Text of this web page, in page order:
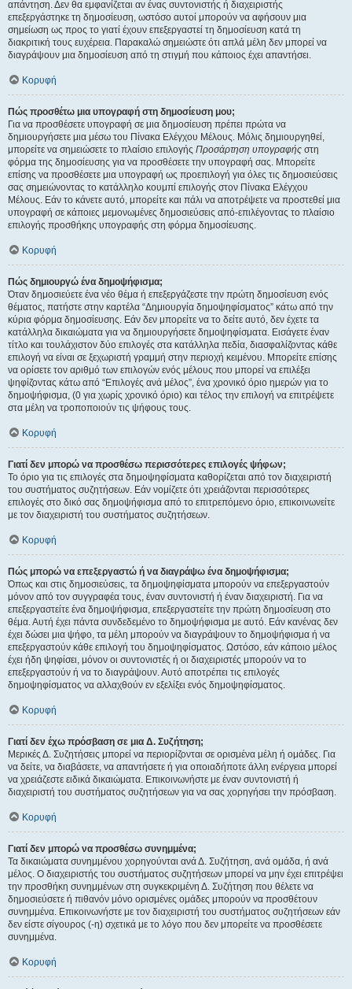
απάντηση. Δεν θα εμφανίζεται αν ένας συντονιστής ή διαχειριστής
επεξεργάστηκε τη δημοσίευση, ωστόσο αυτοί μπορούν να αφήσουν μια
σημείωση ως προς το γιατί έχουν επεξεργαστεί τη δημοσίευση κατά τη
διακριτική τους ευχέρεια. Παρακαλώ σημειώστε ότι απλά μέλη δεν μπορεί να
διαγράψουν μια δημοσίευση από τη στιγμή που κάποιος έχει απαντήσει.
Κορυφή
Πώς προσθέτω μια υπογραφή στη δημοσίευση μου;
Για να προσθέσετε υπογραφή σε μια δημοσίευση πρέπει πρώτα να
δημιουργήσετε μια μέσω του Πίνακα Ελέγχου Μέλους. Μόλις δημιουργηθεί,
μπορείτε να σημειώσετε το πλαίσιο επιλογής Προσάρτηση υπογραφής στη
φόρμα της δημοσίευσης για να προσθέσετε την υπογραφή σας. Μπορείτε
επίσης να προσθέσετε μια υπογραφή ως προεπιλογή για όλες τις δημοσιεύσεις
σας σημειώνοντας το κατάλληλο κουμπί επιλογής στον Πίνακα Ελέγχου
Μέλους. Εάν το κάνετε αυτό, μπορείτε και πάλι να αποτρέψετε να προστεθεί μια
υπογραφή σε κάποιες μεμονωμένες δημοσιεύσεις από-επιλέγοντας το πλαίσιο
επιλογής προσθήκης υπογραφής στη φόρμα δημοσίευσης.
Κορυφή
Πώς δημιουργώ ένα δημοψήφισμα;
Όταν δημοσιεύετε ένα νέο θέμα ή επεξεργάζεστε την πρώτη δημοσίευση ενός
θέματος, πατήστε στην καρτέλα “Δημιουργία δημοψηφίσματος” κάτω από την
κύρια φόρμα δημοσίευσης. Εάν δεν μπορείτε να το δείτε αυτό, δεν έχετε τα
κατάλληλα δικαιώματα για να δημιουργήσετε δημοψηφίσματα. Εισάγετε έναν
τίτλο και τουλάχιστον δύο επιλογές στα κατάλληλα πεδία, διασφαλίζοντας κάθε
επιλογή να είναι σε ξεχωριστή γραμμή στην περιοχή κειμένου. Μπορείτε επίσης
να ορίσετε τον αριθμό των επιλογών ενός μέλους που μπορεί να επιλέξει
ψηφίζοντας κάτω από “Επιλογές ανά μέλος”, ένα χρονικό όριο ημερών για το
δημοψήφισμα, (0 για χωρίς χρονικό όριο) και τέλος την επιλογή να επιτρέψετε
στα μέλη να τροποποιούν τις ψήφους τους.
Κορυφή
Γιατί δεν μπορώ να προσθέσω περισσότερες επιλογές ψήφων;
Το όριο για τις επιλογές στα δημοψηφίσματα καθορίζεται από τον διαχειριστή
του συστήματος συζητήσεων. Εάν νομίζετε ότι χρειάζονται περισσότερες
επιλογές στο δικό σας δημοψήφισμα από το επιτρεπόμενο όριο, επικοινωνείτε
με τον διαχειριστή του συστήματος συζητήσεων.
Κορυφή
Πώς μπορώ να επεξεργαστώ ή να διαγράψω ένα δημοψήφισμα;
Όπως και στις δημοσιεύσεις, τα δημοψηφίσματα μπορούν να επεξεργαστούν
μόνον από τον συγγραφέα τους, έναν συντονιστή ή έναν διαχειριστή. Για να
επεξεργαστείτε ένα δημοψήφισμα, επεξεργαστείτε την πρώτη δημοσίευση στο
θέμα. Αυτή έχει πάντα συνδεδεμένο το δημοψήφισμα με αυτό. Εάν κανένας δεν
έχει δώσει μια ψήφο, τα μέλη μπορούν να διαγράψουν το δημοψήφισμα ή να
επεξεργαστούν κάθε επιλογή του δημοψηφίσματος. Ωστόσο, εάν κάποιο μέλος
έχει ήδη ψηφίσει, μόνον οι συντονιστές ή οι διαχειριστές μπορούν να το
επεξεργαστούν ή να το διαγράψουν. Αυτό αποτρέπει τις επιλογές
δημοψηφίσματος να αλλαχθούν εν εξελίξει ενός δημοψηφίσματος.
Κορυφή
Γιατί δεν έχω πρόσβαση σε μια Δ. Συζήτηση;
Μερικές Δ. Συζητήσεις μπορεί να περιορίζονται σε ορισμένα μέλη ή ομάδες. Για
να δείτε, να διαβάσετε, να απαντήσετε ή για οποιαδήποτε άλλη ενέργεια μπορεί
να χρειάζεστε ειδικά δικαιώματα. Επικοινωνήστε με έναν συντονιστή ή
διαχειριστή του συστήματος συζητήσεων για να σας χορηγήσει την πρόσβαση.
Κορυφή
Γιατί δεν μπορώ να προσθέσω συνημμένα;
Τα δικαιώματα συνημμένου χορηγούνται ανά Δ. Συζήτηση, ανά ομάδα, ή ανά
μέλος. Ο διαχειριστής του συστήματος συζητήσεων μπορεί να μην έχει επιτρέψει
την προσθήκη συνημμένων στη συγκεκριμένη Δ. Συζήτηση που θέλετε να
δημοσιεύσετε ή πιθανόν μόνο ορισμένες ομάδες μπορούν να προσθέτουν
συνημμένα. Επικοινωνήστε με τον διαχειριστή του συστήματος συζητήσεων εάν
δεν είστε σίγουρος (-η) σχετικά με το λόγο που δεν μπορείτε να προσθέσετε
συνημμένα.
Κορυφή